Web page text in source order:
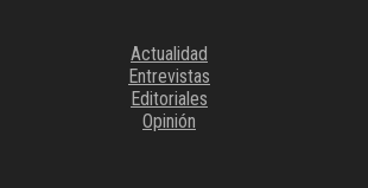
Actualidad
Entrevistas
Editoriales
Opinión